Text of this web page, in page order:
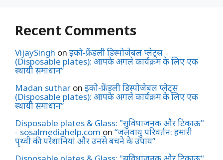
Recent Comments
VijaySingh on इको-फ्रेंडली डिस्पोजेबल प्लेट्स
(Disposable plates): आपके अगले कार्यक्रम के लिए एक
स्थायी समाधान”
Madan suthar on इको-फ्रेंडली डिस्पोजेबल प्लेट्स
(Disposable plates): आपके अगले कार्यक्रम के लिए एक
स्थायी समाधान”
Disposable plates & Glass: "सुविधाजनक और टिकाऊ"
- sosalmediahelp.com on “जलवायु परिवर्तन: हमारी
पृथ्वी की परेशानियां और उनसे बचने के उपाय”